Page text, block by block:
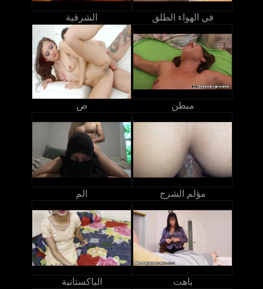
الشرقية في الهواء الطلق
ص مبطن
الم مؤلم الشرج
الباكستانية باهت